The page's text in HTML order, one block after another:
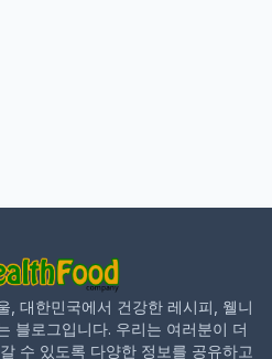
대한민국에서 건강한 레시피, 웰니
블로그입니다. 우리는 여러분이 더
수 있도록 다양한 정보를 공유하고